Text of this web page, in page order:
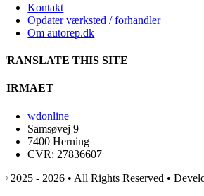
Kontakt
Opdater værksted / forhandler
Om autorep.dk
TRANSLATE THIS SITE
FIRMAET
wdonline
Samsøvej 9
7400 Herning
CVR: 27836607
© 2025 - 2026 • All Rights Reserved •